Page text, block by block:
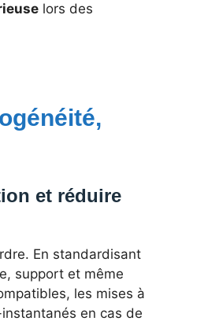
lors des
et réduire
En standardisant
support et même
les mises à
en cas de